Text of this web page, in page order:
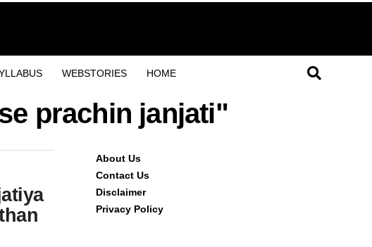
WEBSTORIES HOME
prachin janjati"
About Us
Contact Us
Disclaimer
Privacy Policy